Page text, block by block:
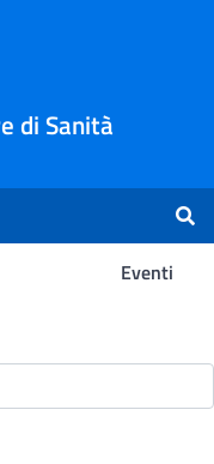
di Sanità
Eventi
-